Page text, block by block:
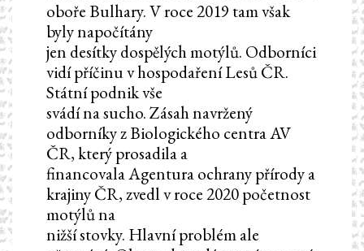
oboře Bulhary. V roce 2019 tam však
byly napočítány
jen desítky dospělých motýlů. Odborníci
vidí příčinu v hospodaření Lesů ČR.
Státní podnik vše
svádí na sucho. Zásah navržený
odborníky z Biologického centra AV
ČR, který prosadila a
financovala Agentura ochrany přírody a
krajiny ČR, zvedl v roce 2020 početnost
motýlů na
nižší stovky. Hlavní problém ale